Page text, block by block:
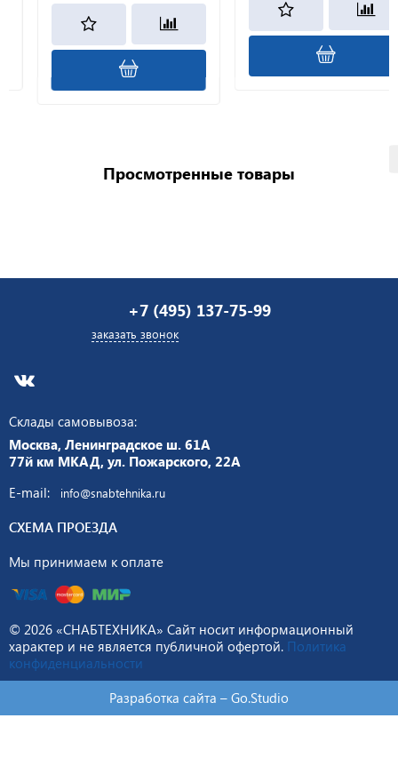
Просмотренные товары
+7 (495) 137-75-99
заказать звонок
Склады самовывоза:
Москва, Ленинградское ш. 61А
77й км МКАД, ул. Пожарского, 22А
E-mail:
info@snabtehnika.ru
СХЕМА ПРОЕЗДА
Мы принимаем к оплате
© 2026 «СНАБТЕХНИКА» Сайт носит информационный
характер и не является публичной офертой. Политика
конфиденциальности
Разработка сайта – Go.Studio